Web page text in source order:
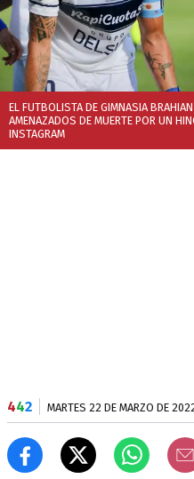
EL FUTBOLISTA DE GIMNASIA
AMENAZADOS DE MUERTE POR UN
INSTAGRAM
442 MARTES 22 DE MARZO DE